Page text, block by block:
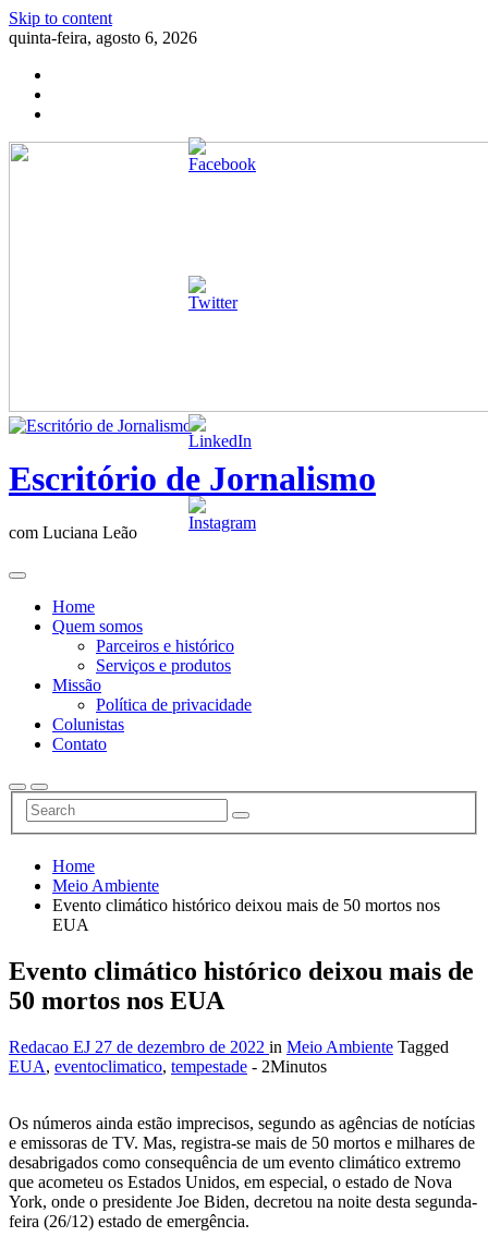
Skip to content
quinta-feira, agosto 6, 2026
Escritório de Jornalismo
com Luciana Leão
Home
Quem somos
Parceiros e histórico
Serviços e produtos
Missão
Política de privacidade
Colunistas
Contato
Home
Meio Ambiente
Evento climático histórico deixou mais de 50 mortos nos
EUA
Evento climático histórico deixou mais de
50 mortos nos EUA
Redacao EJ 27 de dezembro de 2022 in Meio Ambiente Tagged
EUA, eventoclimatico, tempestade - 2Minutos
Os números ainda estão imprecisos, segundo as agências de notícias
e emissoras de TV. Mas, registra-se mais de 50 mortos e milhares de
desabrigados como consequência de um evento climático extremo
que acometeu os Estados Unidos, em especial, o estado de Nova
York, onde o presidente Joe Biden, decretou na noite desta segunda-
feira (26/12) estado de emergência.